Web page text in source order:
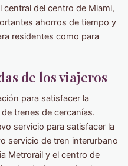
del centro de Miami,
ahorros de tiempo y
residentes como para
de los viajeros
para satisfacer la
trenes de cercanías.
servicio para satisfacer la
servicio de tren interurbano
Metrorail y el centro de